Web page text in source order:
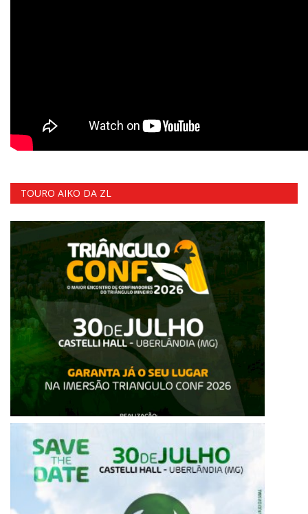
TOURO AIKO DA ZL